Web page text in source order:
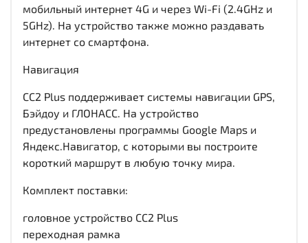
мобильный интернет 4G и через Wi-Fi (2.4GHz и
5GHz). На устройство также можно раздавать
интернет со смартфона.
Навигация
CC2 Plus поддерживает системы навигации GPS,
Бэйдоу и ГЛОНАСС. На устройство
предустановлены программы Google Maps и
Яндекс.Навигатор, с которыми вы построите
короткий маршрут в любую точку мира.
Комплект поставки:
головное устройство CC2 Plus
переходная рамка